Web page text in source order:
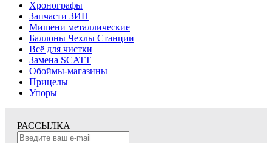
Хронографы
Запчасти ЗИП
Мишени металлические
Баллоны Чехлы Станции
Всё для чистки
Замена SCATT
Обоймы-магазины
Прицелы
Упоры
РАССЫЛКА